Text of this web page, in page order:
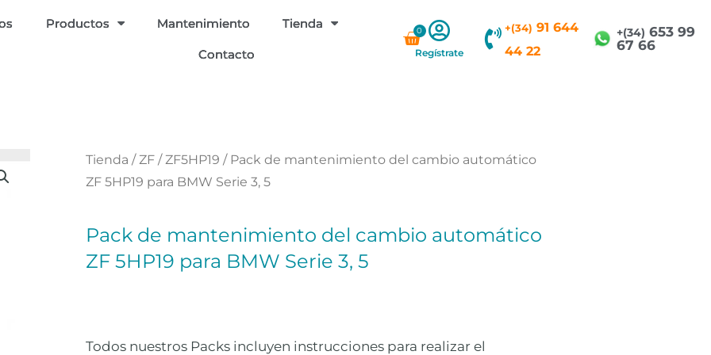
Productos Mantenimiento Tienda
Contacto
0
Carrito
Regístrate
+(34) 91 644
44 22
+(34) 653 99
67 66
Tienda /ZF/ZF5HP19 / Pack de mantenimiento del cambio automático
ZF 5HP19 para BMW Serie 3, 5
Pack de mantenimiento del cambio automático
ZF 5HP19 para BMW Serie 3, 5
Todos nuestros Packs incluyen instrucciones para realizar el